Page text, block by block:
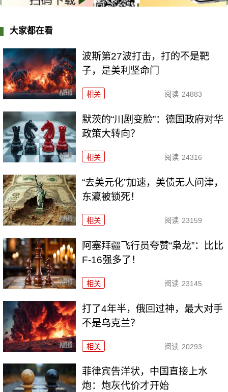
大家都在看
波斯第27波打击，打的不是靶
子，是美利坚命门
相关 阅读 24883
默茨的“川剧变脸”：德国政府对华
政策大转向？
相关 阅读 24316
“去美元化”加速，美债无人问津，
东瀛被锁死！
相关 阅读 23159
阿塞拜疆飞行员夸赞“枭龙”：比比
F-16强多了！
相关 阅读 23145
打了4年半，俄回过神，最大对手
不是乌克兰？
相关 阅读 20293
菲律宾告洋状，中国直接上水
炮：炮灰代价才开始